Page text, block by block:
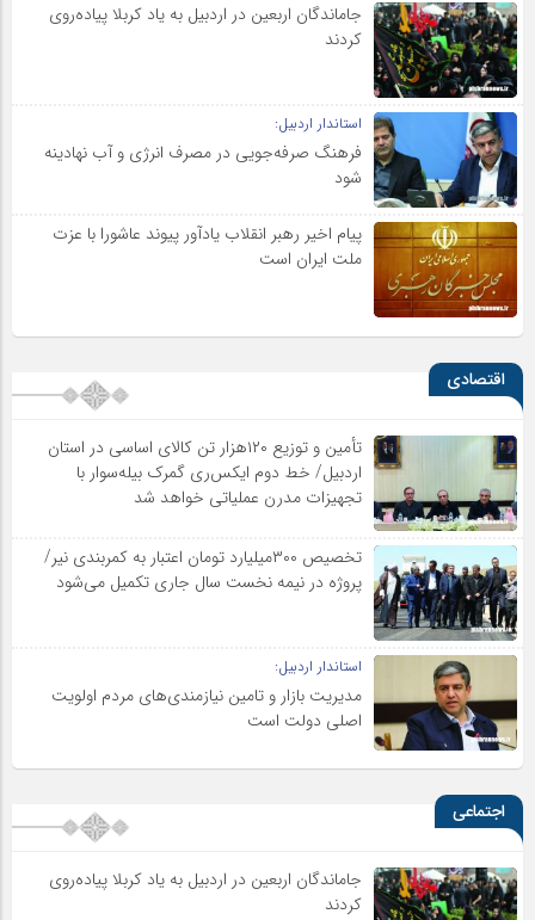
جاماندگان اربعین در اردبیل به یاد کربلا پیاده‌روی
کردند
استاندار اردبیل:
فرهنگ صرفه‌جویی در مصرف انرژی و آب نهادینه
شود
پیام اخیر رهبر انقلاب یادآور پیوند عاشورا با عزت
ملت ایران است
اقتصادی
تأمین و توزیع ۱۲۰هزار تن کالای اساسی در استان
اردبیل/ خط دوم ایکس‌ری گمرک بیله‌سوار با
تجهیزات مدرن عملیاتی خواهد شد
تخصیص ۳۰۰میلیارد تومان اعتبار به کمربندی نیر/
پروژه در نیمه نخست سال جاری تکمیل می‌شود
استاندار اردبیل:
مدیریت بازار و تامین نیازمندی‌های مردم اولویت‌
اصلی دولت است
اجتماعی
جاماندگان اربعین در اردبیل به یاد کربلا پیاده‌روی
کردند